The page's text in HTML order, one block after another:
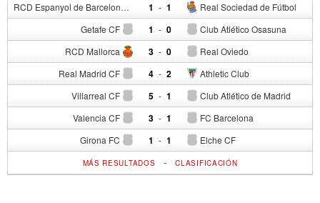
RCD Espanyol de Barcelona 1 - Real Sociedad de Fútbol
1
Getafe CF 1 - Club Atlético Osasuna
0
RCD Mallorca 3 - Real Oviedo
0
Real Madrid CF 4 - Athletic Club
2
Villarreal CF 5 - Club Atlético de Madrid
1
Valencia CF 3 - FC Barcelona
1
Girona FC 1 - Elche CF
1
MÁS RESULTADOS -CLASIFICACIÓN